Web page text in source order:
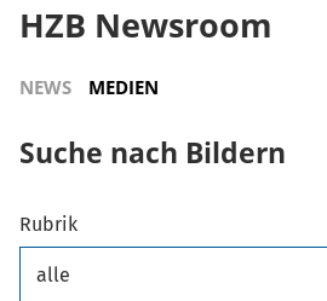
HZB Newsroom
NEWS MEDIEN
Suche nach Bildern
Rubrik
alle